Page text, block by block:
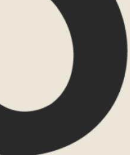
Wat spreekt je aan in deze reis?